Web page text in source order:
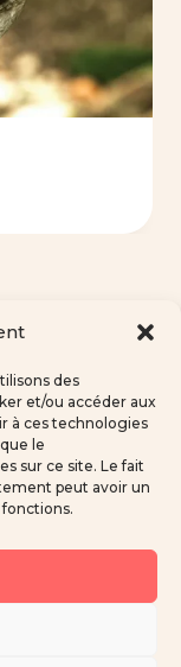
des
et/ou accéder aux
à ces technologies
le
sur ce site. Le fait
peut avoir un